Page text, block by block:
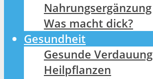
Nahrungsergänzung
Was macht dick?
Gesundheit
Gesunde Verdauung
Heilpflanzen